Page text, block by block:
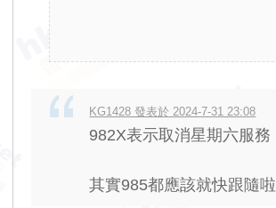
KG1428 發表於 2024-7-31 23:08
982X表示取消星期六服務
其實985都應該就快跟隨啦